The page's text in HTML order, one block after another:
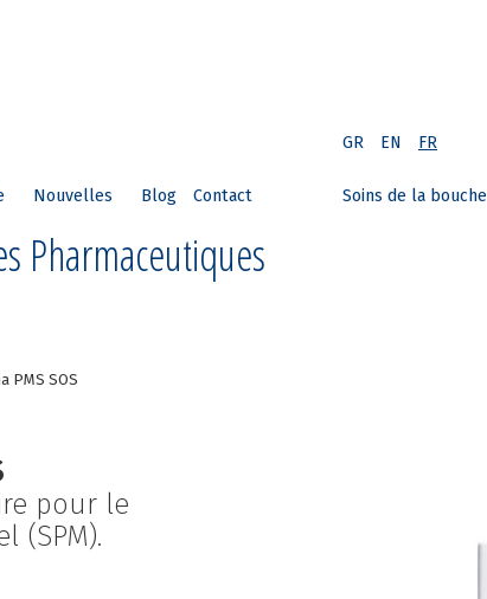
GR EN FR
Nouvelles Blog Contact
Pharmaceutiques
Soins de la bouche
PMS SOS
pour le
(SPM).